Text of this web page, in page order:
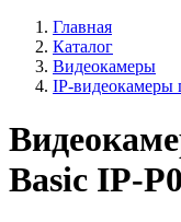
Главная
Каталог
Видеокамеры
IP-видеокамеры
Basic IP-